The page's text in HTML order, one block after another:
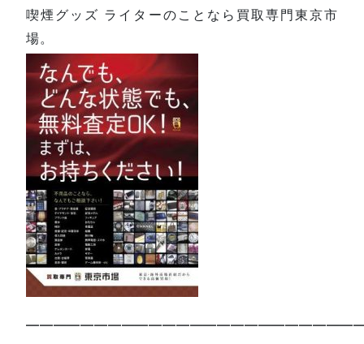
喫煙グッズ ライターのことなら買取専門東京市
場。